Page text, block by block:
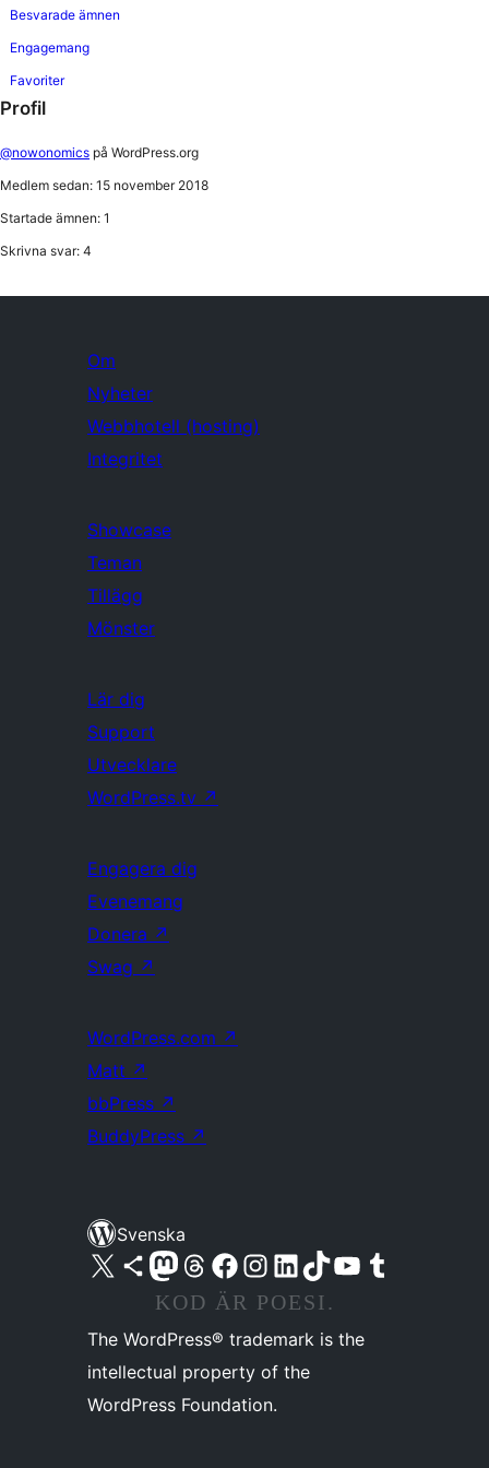
Besvarade ämnen
Engagemang
Favoriter
Profil
@nowonomics på WordPress.org
Medlem sedan: 15 november 2018
Startade ämnen: 1
Skrivna svar: 4
Om
Nyheter
Webbhotell (hosting)
Integritet
Showcase
Teman
Tillägg
Mönster
Lär dig
Support
Utvecklare
WordPress.tv ↗
Engagera dig
Evenemang
Donera ↗
Swag ↗
WordPress.com ↗
Matt ↗
bbPress ↗
BuddyPress ↗
Svenska
Besök vår X-konto (f.d. Twitter)
Besök vårt Bluesky-konto
Besök vårt Mastodon-kontoBesök vårt Thread-konto
Besök vår Facebook-sidaBesök vårt Instagram-kontoBesök vårt LinkedIn-konto
Besök vårt TikTok-kontoBesök vår YouTube-kanalBesök vårt Tumblr-konto
KOD ÄR POESI.
The WordPress® trademark is the
intellectual property of the
WordPress Foundation.